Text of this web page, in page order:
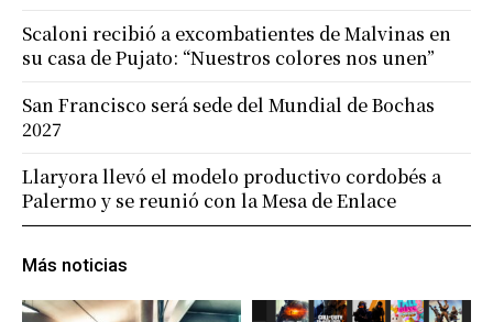
Más noticias
Scaloni recibió a excombatientes de Malvinas en
su casa de Pujato: “Nuestros colores nos unen”
San Francisco será sede del Mundial de Bochas
2027
Llaryora llevó el modelo productivo cordobés a
Palermo y se reunió con la Mesa de Enlace